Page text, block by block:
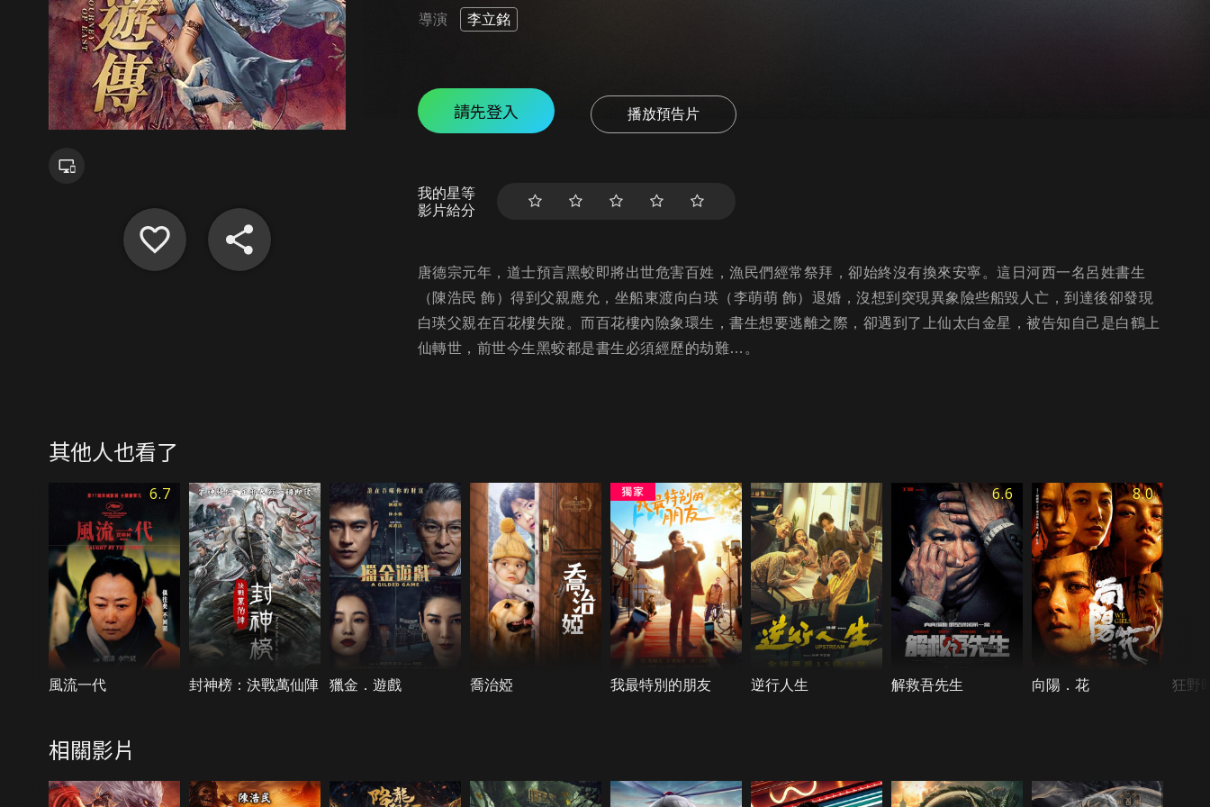
導演 李立銘
請先登入 播放預告片
我的星等
影片給分
唐德宗元年，道士預言黑蛟即將出世危害百姓，漁民們經常祭拜，卻始終沒有換來安寧。這日河西一名呂姓書生
（陳浩民 飾）得到父親應允，坐船東渡向白瑛（李萌萌 飾）退婚，沒想到突現異象險些船毀人亡，到達後卻發現
白瑛父親在百花樓失蹤。而百花樓內險象環生，書生想要逃離之際，卻遇到了上仙太白金星，被告知自己是白鶴上
仙轉世，前世今生黑蛟都是書生必須經歷的劫難…。
其他人也看了
6.7
風流一代 封神榜：決戰萬仙陣 獵金．遊戲 喬治婭 我最特別的朋友 逆行人生
6.6
解救吾先生
8.0
向陽．花 狂野
相關影片